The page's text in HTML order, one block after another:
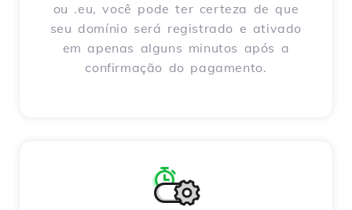
ou .eu, você pode ter certeza de que
seu domínio será registrado e ativado
em apenas alguns minutos após a
confirmação do pagamento.